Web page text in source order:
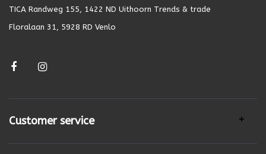
TICA Randweg 155, 1422 ND Uithoorn Trends & trade
Floralaan 31, 5928 RD Venlo
Customer service